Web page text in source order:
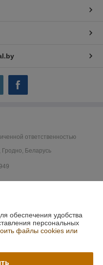
ответственностью
Беларусь
исполнительный
обеспечения удобства
персональных
файлы cookies или